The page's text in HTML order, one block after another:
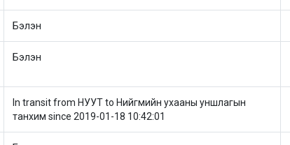
Бэлэн
Бэлэн
In transit from НУУТ to Нийгмийн ухааны уншлагын
танхим since 2019-01-18 10:42:01